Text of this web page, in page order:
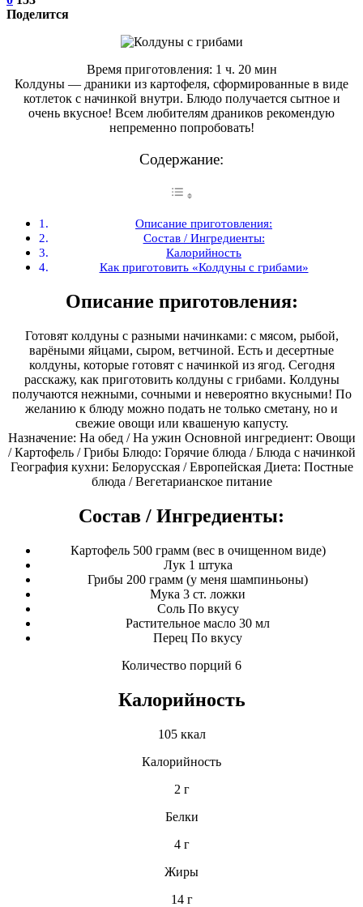
Поделится
Время приготовления: 1 ч. 20 мин
Колдуны — драники из картофеля, сформированные в виде
котлеток с начинкой внутри. Блюдо получается сытное и
очень вкусное! Всем любителям драников рекомендую
непременно попробовать!
Содержание:
Описание приготовления:
Состав / Ингредиенты:
Калорийность
Как приготовить «Колдуны с грибами»
Описание приготовления:
Готовят колдуны с разными начинками: с мясом, рыбой,
варёными яйцами, сыром, ветчиной. Есть и десертные
колдуны, которые готовят с начинкой из ягод. Сегодня
расскажу, как приготовить колдуны с грибами. Колдуны
получаются нежными, сочными и невероятно вкусными! По
желанию к блюду можно подать не только сметану, но и
свежие овощи или квашеную капусту.
Назначение: На обед / На ужин Основной ингредиент: Овощи
/ Картофель / Грибы Блюдо: Горячие блюда / Блюда с начинкой
География кухни: Белорусская / Европейская Диета: Постные
блюда / Вегетарианское питание
Состав / Ингредиенты:
Картофель 500 грамм (вес в очищенном виде)
Лук 1 штука
Грибы 200 грамм (у меня шампиньоны)
Мука 3 ст. ложки
Соль По вкусу
Растительное масло 30 мл
Перец По вкусу
Количество порций 6
Калорийность
105 ккал
Калорийность
2 г
Белки
4 г
Жиры
14 г